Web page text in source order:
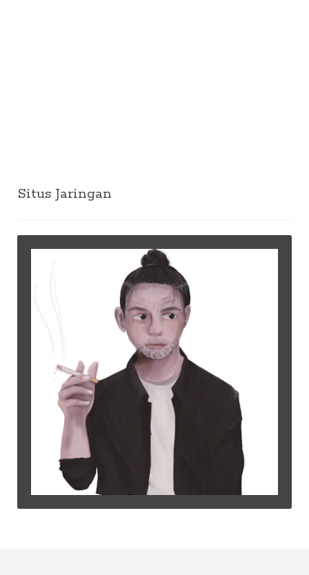
Situs Jaringan